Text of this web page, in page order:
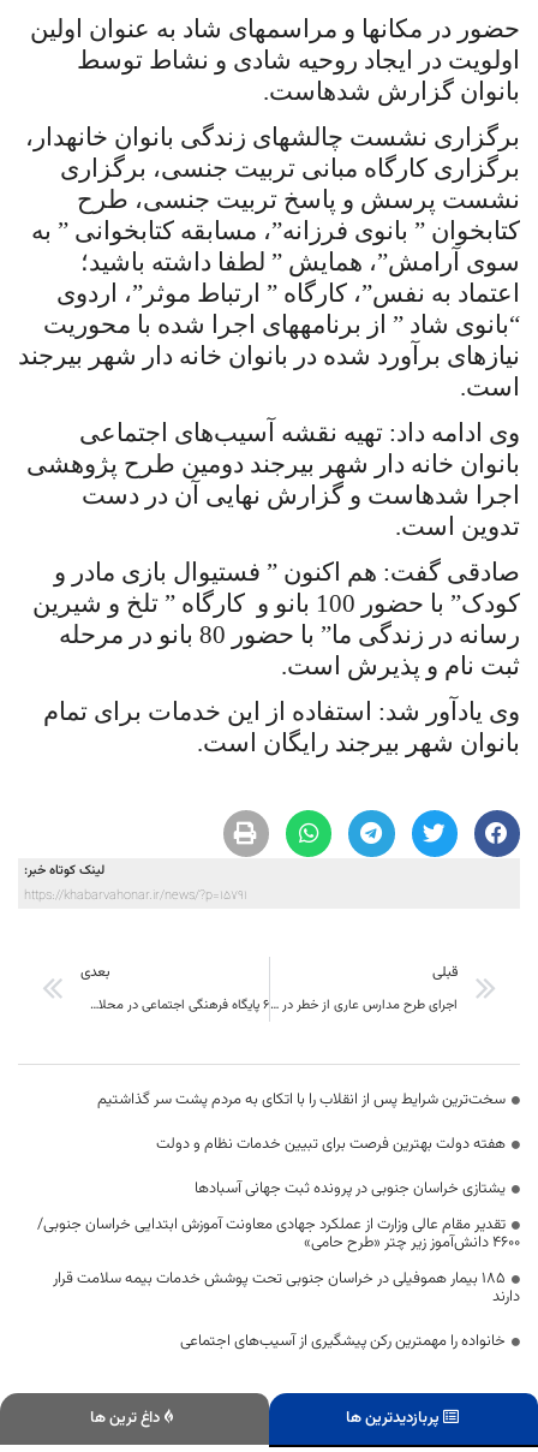
حضور در مکان­ها و مراسم­های شاد به عنوان اولین
اولویت در ایجاد روحیه شادی و نشاط توسط
بانوان گزارش شده­است.
برگزاری نشست چالش­های زندگی بانوان خانه­دار،
برگزاری کارگاه مبانی تربیت جنسی، برگزاری
نشست پرسش و پاسخ تربیت جنسی، طرح
کتابخوان ” بانوی فرزانه”، مسابقه کتابخوانی ” به
سوی آرامش”، همایش ” لطفا داشته باشید؛
اعتماد به نفس”، کارگاه ” ارتباط موثر”، اردوی
“بانوی شاد ” از برنامه­های اجرا شده با محوریت
نیازهای برآورد شده در بانوان خانه دار شهر بیرجند
است.
وی ادامه داد: تهیه نقشه آسیب‌های اجتماعی
بانوان خانه دار شهر بیرجند دومین طرح پژوهشی
اجرا شده­است و گزارش نهایی آن در دست
تدوین است.
صادقی گفت: هم اکنون ” فستیوال بازی مادر و
کودک” با حضور 100 بانو و
کارگاه ” تلخ و شیرین
رسانه در زندگی ما” با حضور 80 بانو در مرحله
ثبت نام و پذیرش است.
وی یادآور شد: استفاده از این خدمات برای تمام
بانوان شهر بیرجند رایگان است.
لینک کوتاه خبر:
https://khabarvahonar.ir/news/?p=15791
قبلی
اجرای طرح مدارس عاری از خطر در ۱۲۱ مدرسه مقطع متوسطه دوم خراسان جنوبی
بعدی
6 پایگاه فرهنگی اجتماعی در محلات شهر بیرجند راه اندازی شد
سخت‌ترین شرایط پس از انقلاب را با اتکای به مردم پشت سر گذاشتیم
هفته دولت بهترین فرصت برای تبیین خدمات نظام و دولت
یشتازی خراسان جنوبی در پرونده ثبت جهانی آسبادها
تقدیر مقام عالی وزارت از عملکرد جهادی معاونت آموزش ابتدایی خراسان جنوبی/
۴۶۰۰ دانش‌آموز زیر چتر «طرح حامی»
۱۸۵ بیمار هموفیلی در خراسان جنوبی تحت پوشش خدمات بیمه سلامت قرار
دارند
خانواده را مهمترین رکن پیشگیری از آسیب‌های اجتماعی
پربازدیدترین ها داغ ترین ها